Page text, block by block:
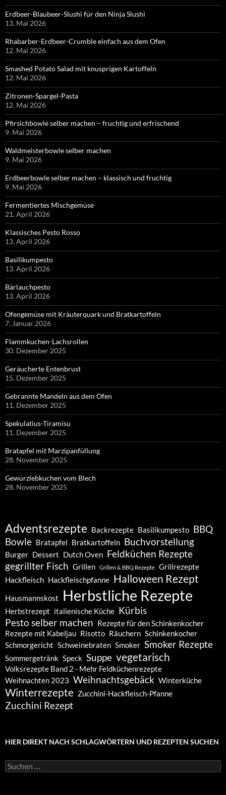
Erdbeer-Blaubeer-Slushi für den Ninja Slushi
13. Mai 2026
Rhabarber-Erdbeer-Crumble einfach aus dem Ofen
12. Mai 2026
Smashed Potato Salad mit knusprigen Kartoffeln
12. Mai 2026
Zitronen-Spargel-Pasta
12. Mai 2026
Pfirsichbowle selber machen – fruchtig und erfrischend
9. Mai 2026
Waldmeisterbowle selber machen
9. Mai 2026
Erdbeerbowle selber machen – klassisch und fruchtig
9. Mai 2026
Fermentiertes Mischgemüse
21. April 2026
Klassisches Pesto Rosso
13. April 2026
Basilikumpesto
13. April 2026
Bärlauchpesto
13. April 2026
Ofengemüse mit Kräuterquark und Bratkartoffeln
7. Januar 2026
Flammkuchen-Lachsrollen
30. Dezember 2025
Geräucherte Entenbrust
15. Dezember 2025
Gebrannte Mandeln aus dem Ofen
11. Dezember 2025
Spekulatius-Tiramisu
11. Dezember 2025
Bratapfel mit Marzipanfüllung
28. November 2025
Gewürzlebkuchen vom Blech
28. November 2025
Adventsrezepte Backrezepte Basilikumpesto BBQ
Bowle Bratapfel Bratkartoffeln Buchvorstellung
Burger Dessert Dutch Oven Feldküchen Rezepte
gegrillter Fisch Grillen Grillen & BBQ Rezepte
Grillrezepte
Hackfleisch Hackfleischpfanne Halloween Rezept
Hausmannskost Herbstliche Rezepte
Herbstrezept italienische Küche Kürbis
Pesto selber machen Rezepte für den Schinkenkocher
Rezepte mit Kabeljau Risotto Räuchern Schinkenkocher
Schmorgericht Schweinebraten Smoker Smoker Rezepte
Sommergetränk Speck Suppe vegetarisch
Volksrezepte Band 2 - Mehr Feldküchenrezepte
Weihnachten 2023 Weihnachtsgebäck Winterküche
Winterrezepte Zucchini-Hackfleisch-Pfanne
Zucchini Rezept
HIER DIREKT NACH SCHLAGWÖRTERN UND REZEPTEN SUCHEN
Suchen
nach: